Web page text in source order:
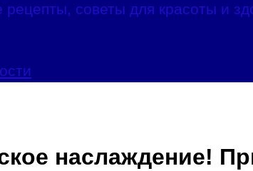
советы для красоты и
наслаждение!